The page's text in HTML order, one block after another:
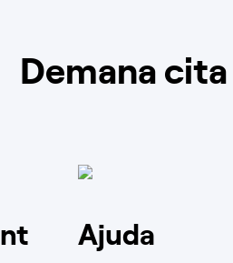
Demana
Ajuda